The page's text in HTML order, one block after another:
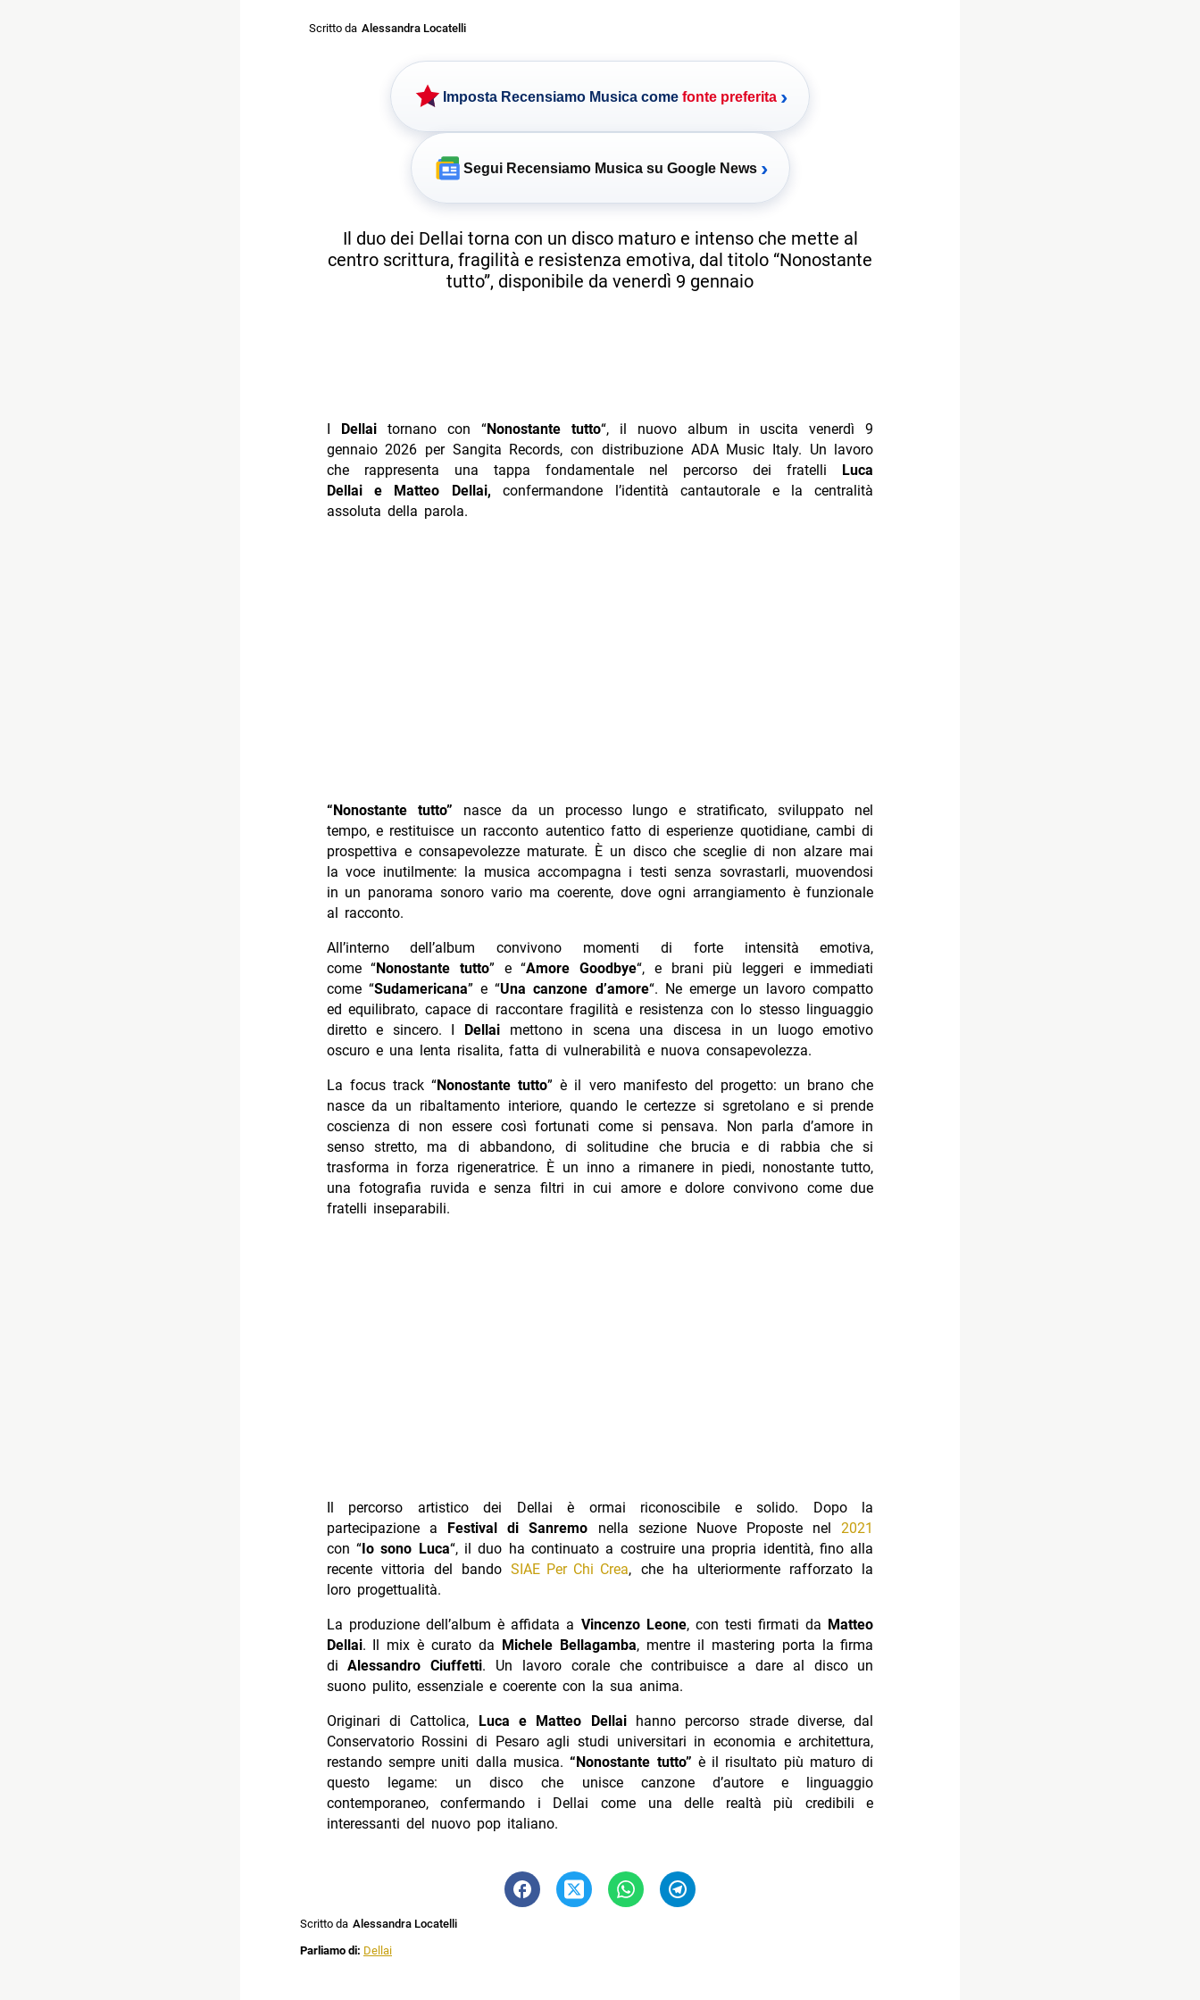
Scritto da Alessandra Locatelli
Imposta Recensiamo Musica come fonte preferita ›
Segui Recensiamo Musica su Google News ›
Il duo dei Dellai torna con un disco maturo e intenso che mette al
centro scrittura, fragilità e resistenza emotiva, dal titolo “Nonostante
tutto”, disponibile da venerdì 9 gennaio
Dellaitornano con “Nonostante tutto“, il nuovo album in uscita venerdì 9
gennaio 2026 per Sangita Records, con distribuzione ADA Music Italy. Un lavoro
che rappresenta una tappa fondamentale nel percorso dei fratelli
Luca
Dellai e Matteo Dellai, confermandone l’identità cantautorale e la centralità
assoluta della parola.
“Nonostante tutto” nasce da un processo lungo e stratificato, sviluppato nel
tempo, e restituisce un racconto autentico fatto di esperienze quotidiane, cambi di
prospettiva e consapevolezze maturate. È un disco che sceglie di non alzare mai
la voce inutilmente: la musica accompagna i testi senza sovrastarli, muovendosi
in un panorama sonoro vario ma coerente, dove ogni arrangiamento è funzionale
al racconto.
All’interno dell’album convivono momenti di forte intensità emotiva,
come “Nonostante tutto” e “Amore Goodbye“, e brani più leggeri e immediati
come “Sudamericana” e “Una canzone d’amore“. Ne emerge un lavoro compatto
ed equilibrato, capace di raccontare fragilità e resistenza con lo stesso linguaggio
diretto e sincero. I
Dellaimettono in scena una discesa in un luogo emotivo
oscuro e una lenta risalita, fatta di vulnerabilità e nuova consapevolezza.
La focus track “Nonostante tutto” è il vero manifesto del progetto: un brano che
nasce da un ribaltamento interiore, quando le certezze si sgretolano e si prende
coscienza di non essere così fortunati come si pensava. Non parla d’amore in
senso stretto, ma di abbandono, di solitudine che brucia e di rabbia che si
trasforma in forza rigeneratrice. È un inno a rimanere in piedi, nonostante tutto,
una fotografia ruvida e senza filtri in cui amore e dolore convivono come due
fratelli inseparabili.
Il percorso artistico dei Dellai è ormai riconoscibile e solido. Dopo la
partecipazione a
Festival di Sanremo nella sezione Nuove Proposte nel2021
con “Io sono Luca“, il duo ha continuato a costruire una propria identità, fino alla
recente vittoria del bandoSIAE Per Chi Crea, che ha ulteriormente rafforzato la
loro progettualità.
La produzione dell’album è affidata a Vincenzo Leone, con testi firmati da Matteo
Dellai. Il mix è curato da Michele Bellagamba, mentre il mastering porta la firma
diAlessandro Ciuffetti. Un lavoro corale che contribuisce a dare al disco un
suono pulito, essenziale e coerente con la sua anima.
Originari di Cattolica, Luca e Matteo Dellaihanno percorso strade diverse, dal
Conservatorio Rossini di Pesaro agli studi universitari in economia e architettura,
restando sempre uniti dalla musica.“Nonostante tutto” è il risultato più maturo di
questo legame: un disco che unisce canzone d’autore e linguaggio
contemporaneo, confermando i Dellai come una delle realtà più credibili e
interessanti del nuovo pop italiano.
Scritto da Alessandra Locatelli
Parliamo di: Dellai